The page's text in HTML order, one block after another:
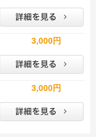
3,000円
3,000円